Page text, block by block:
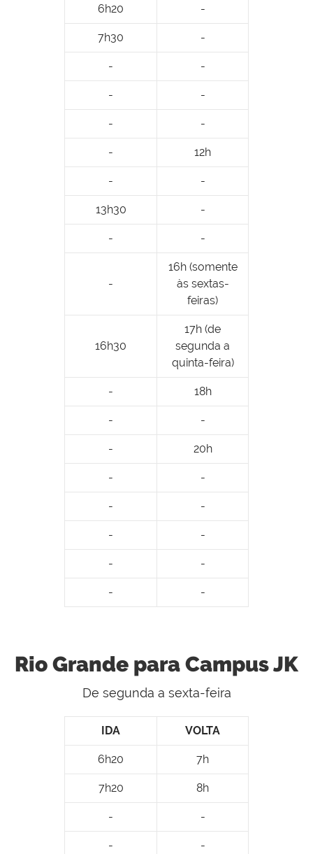
6h20 -
7h30 -
- -
- -
- -
- 12h
- -
13h30 -
- -
-
16h (somente
às sextas-
feiras)
16h30
17h (de
segunda a
quinta-feira)
- 18h
- -
- 20h
- -
- -
- -
- -
- -
Rio Grande para Campus JK
De segunda a sexta-feira
IDA VOLTA
6h20 7h
7h20 8h
- -
- -